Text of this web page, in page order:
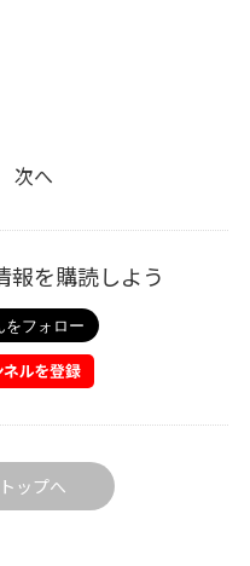
次へ
報を購読しよう
ップへ